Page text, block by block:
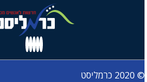
© 2020 כרמליסט